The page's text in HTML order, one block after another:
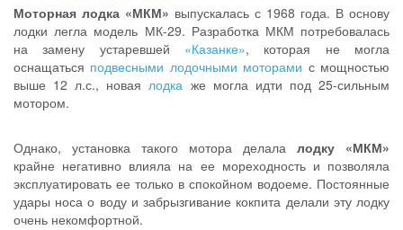
Моторная лодка «МКМ» выпускалась с 1968 года. В основу
лодки легла модель МК-29. Разработка МКМ потребовалась
на замену устаревшей «Казанке», которая не могла
оснащаться подвесными лодочными моторами с мощностью
выше 12 л.с., новаялодка же могла идти под 25-сильным
мотором.
Однако, установка такого мотора делала лодку «МКМ»
крайне негативно влияла на ее мореходность и позволяла
эксплуатировать ее только в спокойном водоеме. Постоянные
удары носа о воду и забрызгивание кокпита делали эту лодку
очень некомфортной.